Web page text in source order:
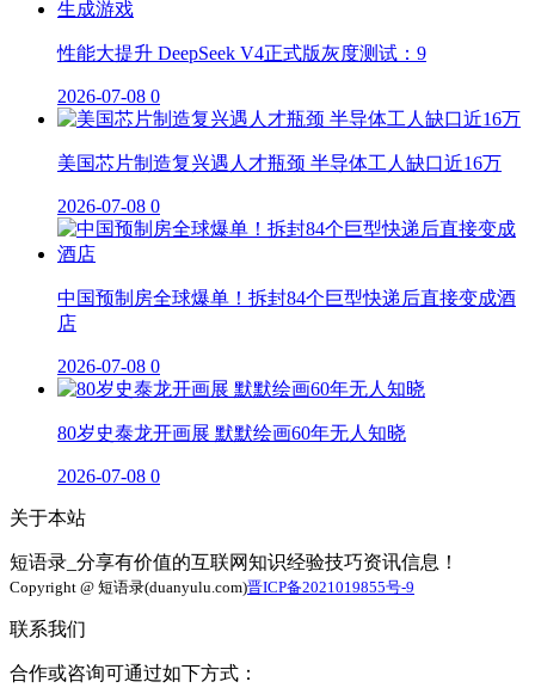
性能大提升 DeepSeek V4正式版灰度测试：9
2026-07-08 0
美国芯片制造复兴遇人才瓶颈 半导体工人缺口近16万
2026-07-08 0
中国预制房全球爆单！拆封84个巨型快递后直接变成酒
店
2026-07-08 0
80岁史泰龙开画展 默默绘画60年无人知晓
2026-07-08 0
关于本站
短语录_分享有价值的互联网知识经验技巧资讯信息！
Copyright @ 短语录(duanyulu.com)晋ICP备2021019855号-9
联系我们
合作或咨询可通过如下方式：